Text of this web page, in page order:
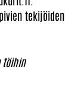
tekijöiden
töihin